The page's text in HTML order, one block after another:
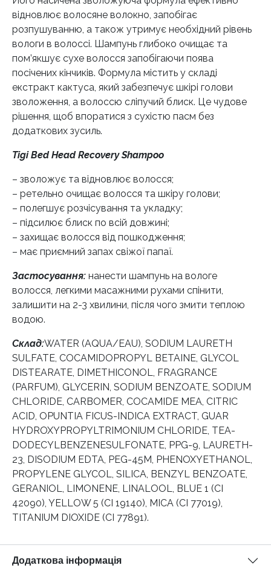
відновлює волосяне волокно, запобігає
розпушуванню, а також утримує необхідний рівень
вологи в волоссі. Шампунь глибоко очищає та
пом’якшує сухе волосся запобігаючи поява
посічених кінчиків. Формула містить у складі
екстракт кактуса, який забезпечує шкірі голови
зволоження, а волоссю сліпучий блиск. Це чудове
рішення, щоб впоратися з сухістю пасм без
додаткових зусиль.
Tigi Bed Head Recovery Shampoo
– зволожує та відновлює волосся;
– ретельно очищає волосся та шкіру голови;
– полегшує розчісування та укладку;
– підсилює блиск по всій довжині;
– захищає волосся від пошкодження;
– має приємний запах свіжої папаї.
Застосування: нанести шампунь на вологе
волосся, легкими масажними рухами спінити,
залишити на 2-3 хвилини, після чого змити теплою
водою.
Склад:WATER (AQUA/EAU), SODIUM LAURETH
SULFATE, COCAMIDOPROPYL BETAINE, GLYCOL
DISTEARATE, DIMETHICONOL, FRAGRANCE
(PARFUM), GLYCERIN, SODIUM BENZOATE, SODIUM
CHLORIDE, CARBOMER, COCAMIDE MEA, CITRIC
ACID, OPUNTIA FICUS-INDICA EXTRACT, GUAR
HYDROXYPROPYLTRIMONIUM CHLORIDE, TEA-
DODECYLBENZENESULFONATE, PPG-9, LAURETH-
23, DISODIUM EDTA, PEG-45M, PHENOXYETHANOL,
PROPYLENE GLYCOL, SILICA, BENZYL BENZOATE,
GERANIOL, LIMONENE, LINALOOL, BLUE 1 (CI
42090), YELLOW 5 (CI 19140), MICA (CI 77019),
TITANIUM DIOXIDE (CI 77891).
Додаткова інформація